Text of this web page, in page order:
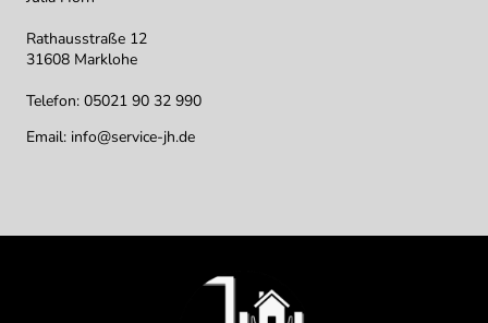
Rathausstraße 12
31608 Marklohe
Telefon: 05021 90 32 990
Email: info@service-jh.de